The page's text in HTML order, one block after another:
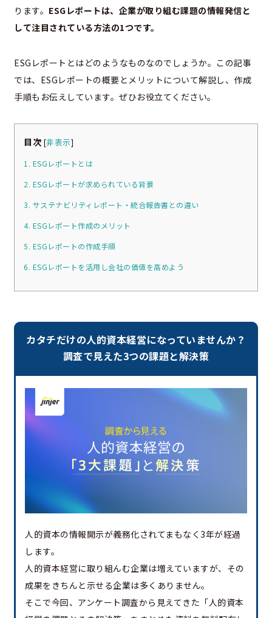
ります。 ESGレポートは、企業が取り組む課題の情報発信と
して注目されている方法の1つです。
ESGレポートとはどのようなものなのでしょうか。この記事
では、ESGレポートの概要とメリットについて解説し、作成
手順もお伝えしています。ぜひお役立てください。
目次 [非表示]
1. ESGレポートとは
2. ESGレポートが求められている背景
3. サステナビリティレポート・統合報告書との違い
4. ESGレポート作成のメリット
5. ESGレポートの作成手順
6. ESGレポートを活用し会社の価値を高めよう
カタチだけの人的資本経営になっていませんか？
調査で見えた3つの課題と解決策
人的資本の情報開示が義務化されてまもなく3年が経過
します。
人的資本経営に取り組んむ企業は増えていますが、その
成果をきちんと示せる企業は多くありません。
そこで今回、アンケート調査から見えてきた「人的資本